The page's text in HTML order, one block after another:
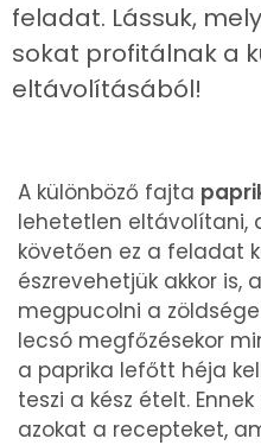
feladat. Lássuk,
sokat profitálnak a
eltávolításából!
A különböző fajta
lehetetlen eltávolítani,
követően ez a feladat
észrevehetjük akkor is,
megpucolni a
lecsó megfőzésekor
a paprika lefőtt héja
teszi a kész ételt.
azokat a recepteket,